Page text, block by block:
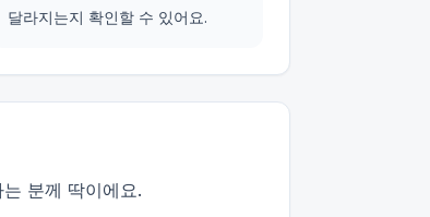
달라지는지 확인할 수 있어요.
분께 딱이에요.